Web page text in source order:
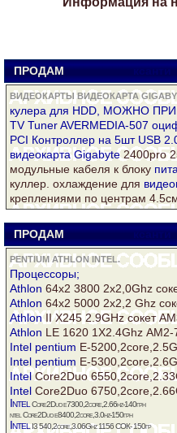
ПРОДАМ ксанти
ВИДЕОКАРТЫ ВИДЕОКАРТА
кулера для HDD, МОЖНО
TV Tuner AVERMEDIA-507
PCI Контроллер на 5шт USB
видеокарта Gigabyte2400pro
модульные кабеля к блоку
куллер. охлаждение для
креплениями по центрам
ПРОДАМ ксанти
PENTIUM ATHLON INTEL.
Процессоры;
Athlon 64х2 3800 2х2,0Ghz
Athlon 64х2 5000 2х2,2 Ghz
AthlonII X245 2.9GHz сокет
Athlon LE 1620 1Х2.4Ghz АМ2-
Intel pentium E-
Intel pentium E-
IntelCore2Duo
Intel Core2Duo
Intel Core2Duo е7300,2core,2.66hz-140грн
ntel Core2Duo е8400,2core,3.0hz-150грн
IntelI3 540,2core,3.06Ghz 1156 СОК- 150гр